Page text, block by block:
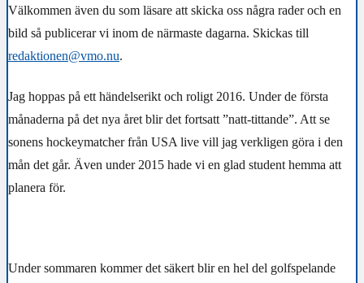
Välkommen även du som läsare att skicka oss några rader och en
bild så publicerar vi inom de närmaste dagarna. Skickas till
redaktionen@vmo.nu.
Jag hoppas på ett händelserikt och roligt 2016. Under de första
månaderna på det nya året blir det fortsatt ”natt-tittande”. Att se
sonens hockeymatcher från USA live vill jag verkligen göra i den
mån det går. Även under 2015 hade vi en glad student hemma att
planera för.
Under sommaren kommer det säkert blir en hel del golfspelande